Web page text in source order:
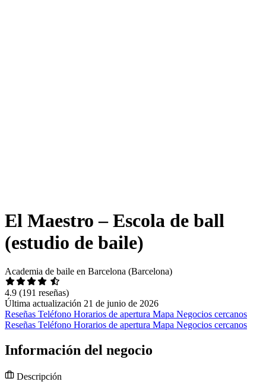
El Maestro – Escola de ball
(estudio de baile)
Academia de baile en Barcelona (Barcelona)
4.9 (191 reseñas)
Última actualización 21 de junio de 2026
Reseñas Teléfono Horarios de apertura Mapa Negocios cercanos
Reseñas Teléfono Horarios de apertura Mapa Negocios cercanos
Información del negocio
Descripción